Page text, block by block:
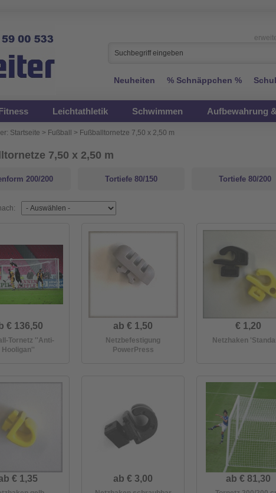
Neuheiten % Schnäppchen %
Leichtathletik Schwimmen Aufbewahrung
Startseite > Fußball > Fußballtornetze 7,50 x 2,50 m
7,50 x 2,50 m
200/200 Tortiefe 80/150 Tortiefe 80/200
€ 136,50
Tornetz ''Anti-
Hooligan''
ab € 1,50
Netzbefestigung
PowerPress
€ 1,20
Netzhaken
€ 1,35 ab € 3,00 ab € 81,30